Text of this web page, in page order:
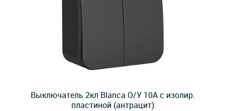
Выключатель 2кл Blanca О/У 10А с изолир.
пластиной (антрацит)